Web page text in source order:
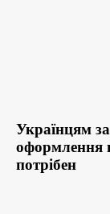
Українцям
оформлення
потрібен